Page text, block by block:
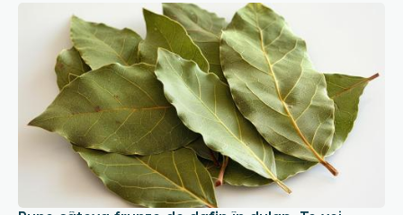
Pune câteva frunze de dafin în dulap. Te vei
îndrăgosti de acest truc
26 dec 2025, 21:36